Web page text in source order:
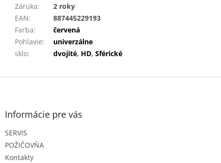
Záruka:
2 roky
EAN:
887445229193
Farba:
červená
Pohlavie:
univerzálne
sklo: dvojité, HD, Sférické
Z
Informácie pre vás
SERVIS
POŽIČOVŇA
Kontakty